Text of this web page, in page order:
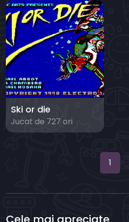
Ski or die
Jucat de 727 ori
1